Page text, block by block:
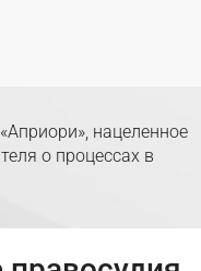
нацеленное
о процессах в